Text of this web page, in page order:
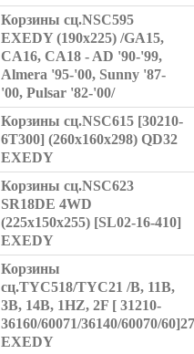
Корзины сц.NSC595
EXEDY (190x225) /GA15,
CA16, CA18 - AD '90-'99,
Almera '95-'00, Sunny '87-
'00, Pulsar '82-'00/
Корзины сц.NSC615 [30210-
6T300] (260x160x298) QD32
EXEDY
Корзины сц.NSC623
SR18DE 4WD
(225x150x255) [SL02-16-410]
EXEDY
Корзины
сц.TYC518/TYC21 /B, 11B,
3B, 14B, 1HZ, 2F [ 31210-
36160/60071/36140/60070/
EXEDY